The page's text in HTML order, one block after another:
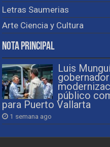
Letras Saumerias
Arte Ciencia y Cultura
Nota Principal
Luis
público
para Puerto Vallarta
1 semana ago